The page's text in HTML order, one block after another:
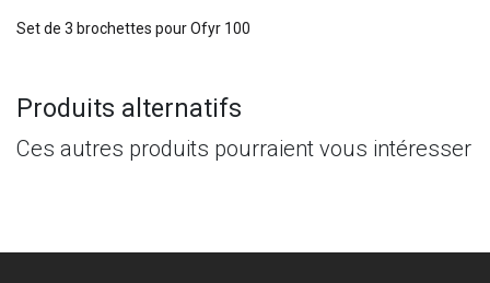
Set de 3 brochettes pour Ofyr 100
Produits alternatifs
Ces autres produits pourraient vous intéresser